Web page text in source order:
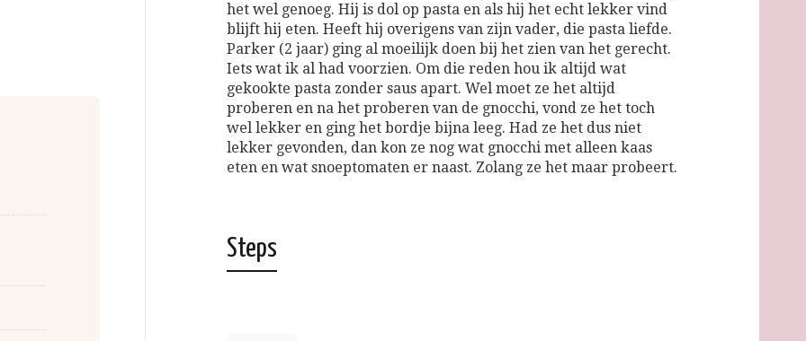
het wel genoeg. Hij is dol op pasta en als hij het echt lekker vind
blijft hij eten. Heeft hij overigens van zijn vader, die pasta liefde.
Parker (2 jaar) ging al moeilijk doen bij het zien van het gerecht.
Iets wat ik al had voorzien. Om die reden hou ik altijd wat
gekookte pasta zonder saus apart. Wel moet ze het altijd
proberen en na het proberen van de gnocchi, vond ze het toch
wel lekker en ging het bordje bijna leeg. Had ze het dus niet
lekker gevonden, dan kon ze nog wat gnocchi met alleen kaas
eten en wat snoeptomaten er naast. Zolang ze het maar probeert.
Steps